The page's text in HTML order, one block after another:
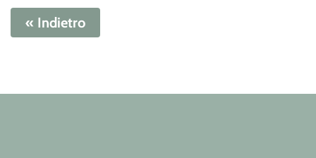
« Indietro